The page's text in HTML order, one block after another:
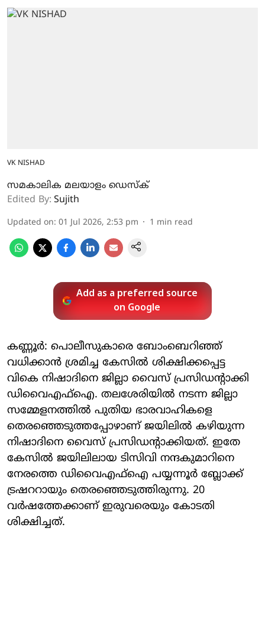
VK NISHAD
സമകാലിക മലയാളം ഡെസ്ക്
Edited By: Sujith
Updated on: 01 Jul 2026, 2:53 pm 1 min read
Add as a preferred source
on Google
കണ്ണൂര്‍: പൊലീസുകാരെ ബോംബെറിഞ്ഞ്
വധിക്കാന്‍ ശ്രമിച്ച കേസില്‍ ശിക്ഷിക്കപ്പെട്ട
വികെ നിഷാദിനെ ജില്ലാ വൈസ് പ്രസിഡന്റാക്കി
ഡിവൈഎഫ്‌ഐ. തലശേരിയില്‍ നടന്ന ജില്ലാ
സമ്മേളനത്തില്‍ പുതിയ ഭാരവാഹികളെ
തെരഞ്ഞെടുത്തപ്പോഴാണ് ജയിലില്‍ കഴിയുന്ന
നിഷാദിനെ വൈസ് പ്രസിഡന്റാക്കിയത്. ഇതേ
കേസില്‍ ജയിലിലായ ടിസിവി നന്ദകുമാറിനെ
നേരത്തെ ഡിവൈഎഫ്‌ഐ പയ്യന്നൂര്‍ ബ്ലോക്ക്
ട്രഷററായും തെരഞ്ഞെടുത്തിരുന്നു. 20
വര്‍ഷത്തേക്കാണ് ഇരുവരെയും കോടതി
ശിക്ഷിച്ചത്.